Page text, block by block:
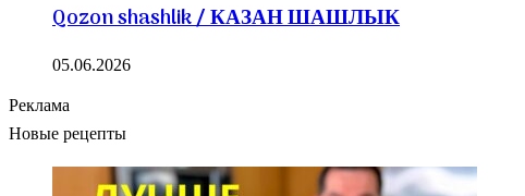
Qozon shashlik / КАЗАН ШАШЛЫК
05.06.2026
Реклама
Новые рецепты